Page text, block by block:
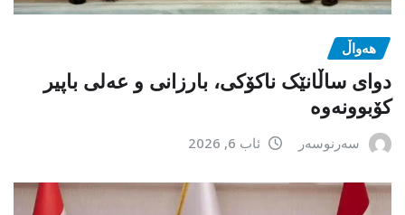
هەواڵ
دوای ساڵانێک ناکۆکی، بارزانی و عەلی باپیر
کۆبوونەوە
سەرنوسەر ئاب 6, 2026